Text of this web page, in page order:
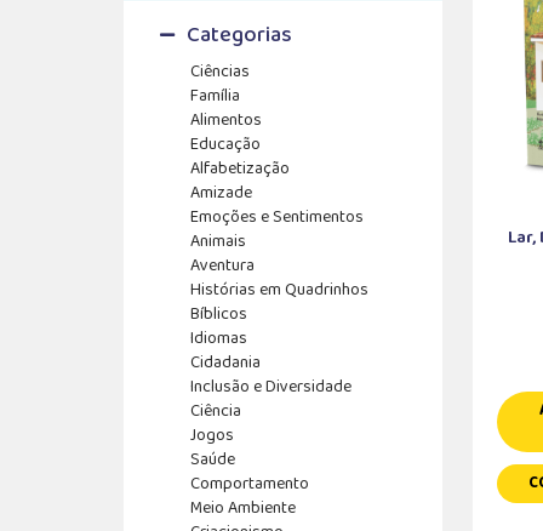
Categorias
Ciências
Família
Alimentos
Educação
Alfabetização
Amizade
Emoções e Sentimentos
Animais
Aventura
Histórias em Quadrinhos
Bíblicos
Idiomas
Cidadania
Inclusão e Diversidade
Ciência
Jogos
Saúde
Comportamento
Meio Ambiente